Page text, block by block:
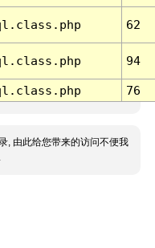
62
94
76
, 由此给您带来的访问不便我